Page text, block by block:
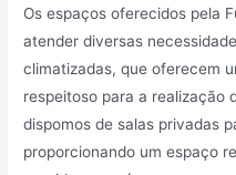
Os espaços oferecidos pela
atender diversas
climatizadas, que oferecem
respeitoso para a realização
dispomos de salas privadas
proporcionando um espaço